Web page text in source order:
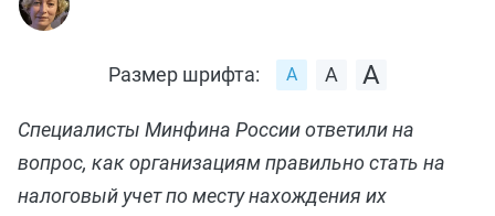
Размер шрифта:
Специалисты Минфина России ответили на
вопрос, как организациям правильно стать на
налоговый учет по месту нахождения их